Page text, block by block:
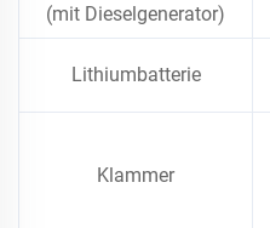
(mit Dieselgenerator)
Lithiumbatterie
Klammer